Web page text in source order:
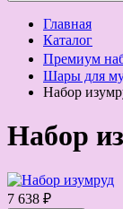
Главная
Каталог
Премиум
Шары для
Набор
Набор
7 638 ₽